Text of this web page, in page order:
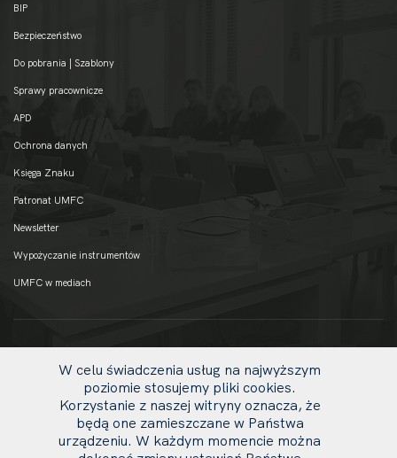
BIP
Bezpieczeństwo
Do pobrania | Szablony
Sprawy pracownicze
APD
Ochrona danych
Księga Znaku
Patronat UMFC
Newsletter
Wypożyczanie instrumentów
UMFC w mediach
W celu świadczenia usług na najwyższym
poziomie stosujemy pliki cookies.
Korzystanie z naszej witryny oznacza, że
będą one zamieszczane w Państwa
urządzeniu. W każdym momencie można